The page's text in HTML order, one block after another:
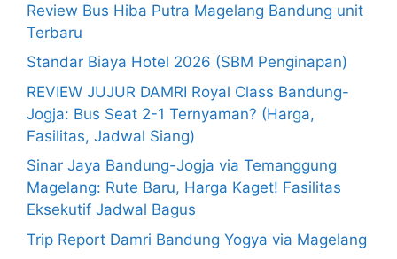
Review Bus Hiba Putra Magelang Bandung unit
Terbaru
Standar Biaya Hotel 2026 (SBM Penginapan)
REVIEW JUJUR DAMRI Royal Class Bandung-
Jogja: Bus Seat 2-1 Ternyaman? (Harga,
Fasilitas, Jadwal Siang)
Sinar Jaya Bandung-Jogja via Temanggung
Magelang: Rute Baru, Harga Kaget! Fasilitas
Eksekutif Jadwal Bagus
Trip Report Damri Bandung Yogya via Magelang